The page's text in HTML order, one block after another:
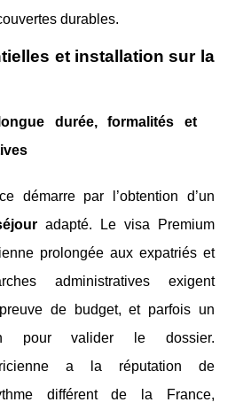
durables.
et installation sur la
durée, formalités et
démarre par l’obtention d’un
adapté. Le visa Premium
prolongée aux expatriés et
administratives exigent
de budget, et parfois un
pour valider le dossier.
a la réputation de
différent de la France,